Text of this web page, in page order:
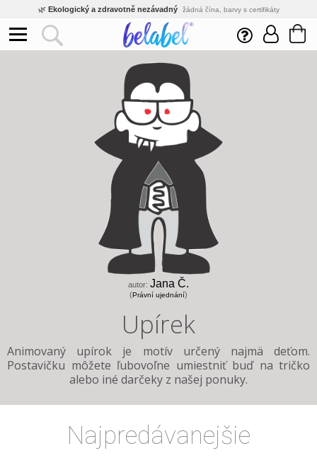
🌿 Ekologický a zdravotně nezávadný žádná čína, barvy s certifikáty
Inovativní výroba vlastní vývoj, nejnovější technologie
Rychlé dodání expedujeme do 24h
Výhodné pro firmy velké množstevní slevy
Kvalita pod kontrolou jsme přímý výrobce, žádný zprostředkovatel
Eshop s tradicí od roku 2010 tisíce spokojených zákazníků
autor: Jana Č.
(Právní ujednání)
Upírek
Animovaný upírok je motív určený najmä deťom.
Postavičku môžete ľubovoľne umiestniť buď na tričko
alebo iné darčeky z našej ponuky.
Najpredávanejšie